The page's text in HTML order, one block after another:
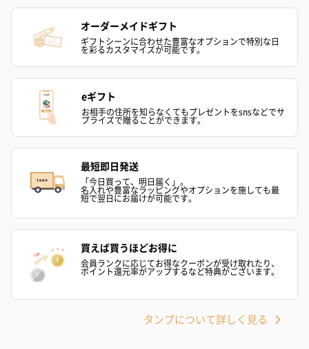
愛らしいぬいぐるみを同梱してお届けします。
誕生日・記念日・出産祝いなどのシーンにおすすめです。
フラワーテディベア
（2,390円）
テディベア（バニラ）
（1,760円）
紅茶・コーヒー・スイーツ
紅茶・コーヒー・スイーツを同梱してお届けいたします。ギフト
への＋αにおすすめです。
オーダーメイドギフト
ギフトシーンに合わせた豊富なオプションで特別な日
を彩るカスタマイズが可能です。
eギフト
お相手の住所を知らなくてもプレゼントをsnsなどでサ
プライズで贈ることができます。
最短即日発送
「今日買って、明日届く」。
名入れや豊富なラッピングやオプションを施しても最
短で翌日にお届けが可能です。
買えば買うほどお得に
会員ランクに応じてお得なクーポンが受け取れたり、
ポイント還元率がアップするなど特典がございます。
タンプについて詳しく見る